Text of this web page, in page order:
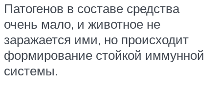
Патогенов в составе средства
очень мало, и животное не
заражается ими, но происходит
формирование стойкой иммунной
системы.